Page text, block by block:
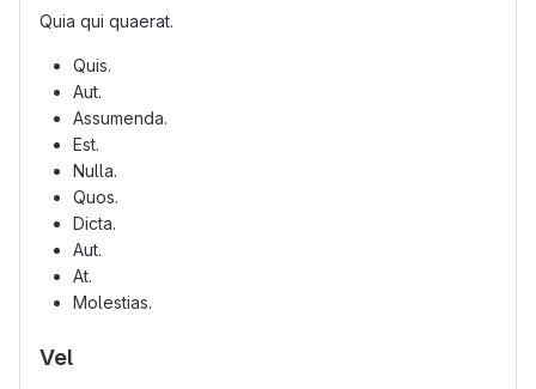
Quia qui quaerat.
Quis.
Aut.
Assumenda.
Est.
Nulla.
Quos.
Dicta.
Aut.
At.
Molestias.
Vel